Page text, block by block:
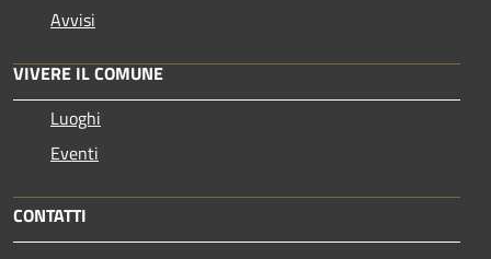
Avvisi
VIVERE IL COMUNE
Luoghi
Eventi
CONTATTI